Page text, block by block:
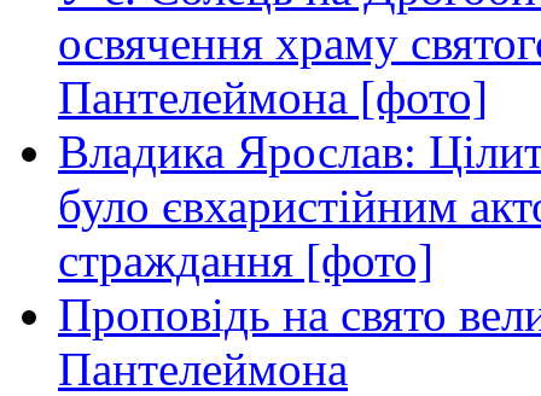
освячення храму
Пантелеймона [фото]
Владика Ярослав:
було євхаристійним
страждання [фото]
Проповідь на свято
Пантелеймона